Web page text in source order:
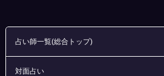
占い師一覧(総合トップ)
対面占い